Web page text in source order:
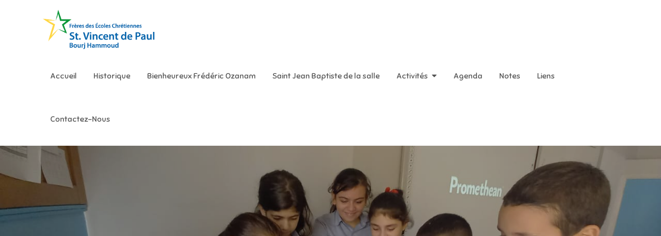
Accueil Historique Bienheureux Frédéric Ozanam Saint Jean Baptiste de la salle Activités Agenda Notes Liens
Contactez-Nous